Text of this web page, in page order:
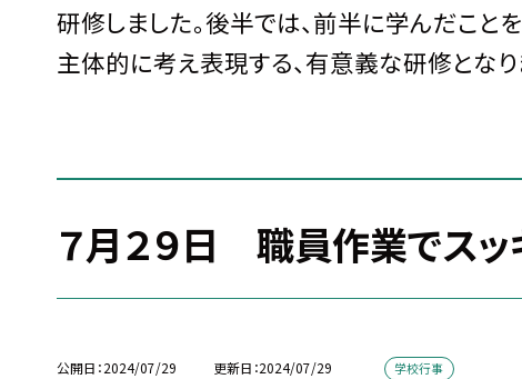
研修しました。後半では、前半に学んだこと
主体的に考え表現する、有意義な研修となり
７月２９日 職員作業でスッ
公開日 2024/07/29 更新日 2024/07/29 学校行事